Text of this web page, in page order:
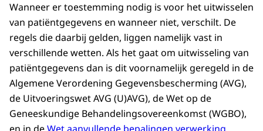
Wanneer er toestemming nodig is voor het uitwisselen
van patiëntgegevens en wanneer niet, verschilt. De
regels die daarbij gelden, liggen namelijk vast in
verschillende wetten. Als het gaat om uitwisseling van
patiëntgegevens dan is dit voornamelijk geregeld in de
Algemene Verordening Gegevensbescherming (AVG),
de Uitvoeringswet AVG (U)AVG), de Wet op de
Geneeskundige Behandelingsovereenkomst (WGBO),